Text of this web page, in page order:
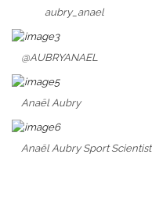
aubry_anael
@AUBRYANAEL
Anaël Aubry
Anaël Aubry Sport Scientist